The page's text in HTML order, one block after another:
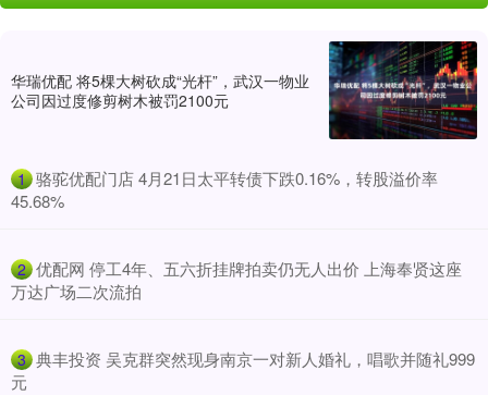
华瑞优配 将5棵大树砍成“光杆”，武汉一物业
公司因过度修剪树木被罚2100元
1 ​骆驼优配门店 4月21日太平转债下跌0.16%，转股溢价率
45.68%
2 ​优配网 停工4年、五六折挂牌拍卖仍无人出价 上海奉贤这座
万达广场二次流拍
3 ​典丰投资 吴克群突然现身南京一对新人婚礼，唱歌并随礼999
元